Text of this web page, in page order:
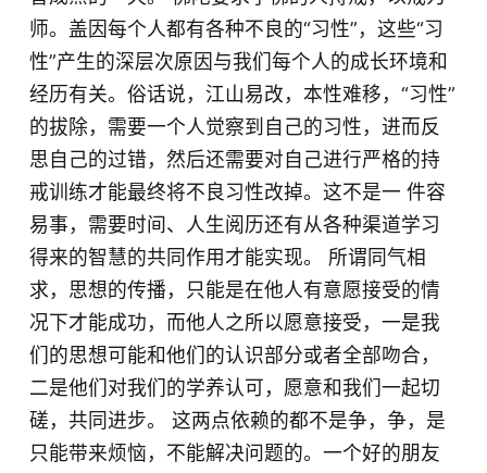
师。盖因每个人都有各种不良的“习性”，这些“习
性”产生的深层次原因与我们每个人的成长环境和
经历有关。俗话说，江山易改，本性难移，“习性”
的拔除，需要一个人觉察到自己的习性，进而反
思自己的过错，然后还需要对自己进行严格的持
戒训练才能最终将不良习性改掉。这不是一 件容
易事，需要时间、人生阅历还有从各种渠道学习
得来的智慧的共同作用才能实现。 所谓同气相
求，思想的传播，只能是在他人有意愿接受的情
况下才能成功，而他人之所以愿意接受，一是我
们的思想可能和他们的认识部分或者全部吻合，
二是他们对我们的学养认可，愿意和我们一起切
磋，共同进步。 这两点依赖的都不是争，争，是
只能带来烦恼，不能解决问题的。一个好的朋友